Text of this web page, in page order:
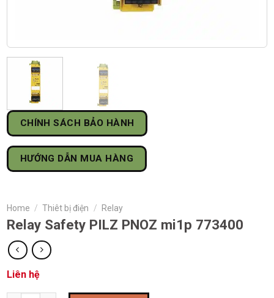
CHÍNH SÁCH BẢO HÀNH
HƯỚNG DẪN MUA HÀNG
Home / Thiêt bị điện / Relay
Relay Safety PILZ PNOZ mi1p 773400
Liên hệ